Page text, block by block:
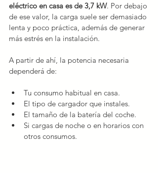
eléctrico en casa es de 3,7 kW. Por debajo
de ese valor, la carga suele ser demasiado
lenta y poco práctica, además de generar
más estrés en la instalación.
A partir de ahí, la potencia necesaria
dependerá de:
Tu consumo habitual en casa.
El tipo de cargador que instales.
El tamaño de la batería del coche.
Si cargas de noche o en horarios con
otros consumos.